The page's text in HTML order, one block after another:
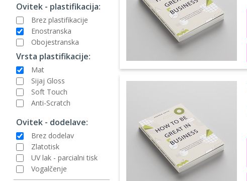
Ovitek - plastifikacija:
Brez plastifikacije
Enostranska
Obojestranska
Vrsta plastifikacije:
Mat
Sijaj Gloss
Soft Touch
Anti-Scratch
Ovitek - dodelave:
Brez dodelav
Zlatotisk
UV lak - parcialni tisk
Vogalčenje